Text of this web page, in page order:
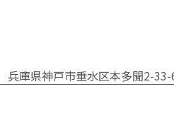
兵庫県神戸市垂水区本多聞2-33-